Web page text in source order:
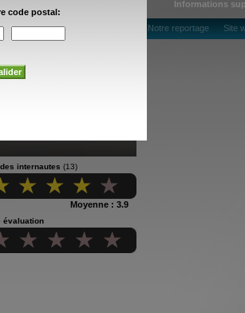
Informations
Notre reportage Site
internautes (13)
Moyenne : 3.9
évaluation